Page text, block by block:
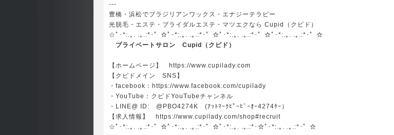
---
豊橋・浜松でブラジリアンワックス・エナジーテラピー
光脱毛・エステ・ブライダルエステ・マツエクなら Cupid（クピド）
☆ﾟ･*:.｡. .｡.:*･゜☆ﾟ･*:.｡. .｡.:*･゜☆ﾟ･*:.｡. .｡.:*･゜☆ﾟ･*:.｡. .｡.:*･゜☆
プライベートサロン Cupid（クピド）
【ホームページ】
https://www.cupilady.com
【クピドメイン SNS】
・facebook： https://www.facebook.com/cupilady
・YouTube： クピドYouTubeチャンネル
・LINE@ ID: @PBO4274K (ｱｯﾄﾏｰｸﾋﾟｰﾋﾞｰｵｰ4274ｹｰ）
【求人情報】
https://www.cupilady.com/shop#recruit
☆ﾟ･*:.｡. .｡.:*･゜☆ﾟ･*:.｡. .｡.:*･゜☆ﾟ･*:.｡. .｡.:*･☆ﾟ･*:.｡. .｡.:*･゜☆